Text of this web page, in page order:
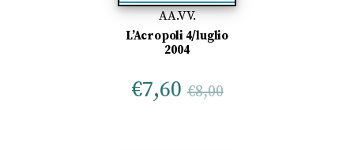
AA.VV.
L’Acropoli 4/luglio
2004
€7,60 €8,00